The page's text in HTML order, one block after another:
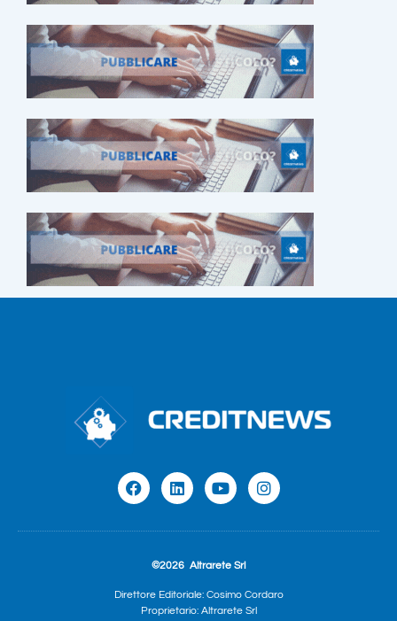
©2026 Altrarete Srl
Direttore Editoriale: Cosimo Cordaro
Proprietario: Altrarete Srl